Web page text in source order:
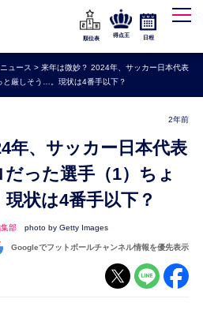
順位表
得点王 日程
ュース > 来年は微妙？ 2024年、サッカー日本代表
と厳しそう…。現状は4番手以下？
2年前
った選手（1）ちょ
状は4番手以下？
部 photo by Getty Images
Googleでフットボールチャンネル情報を優先表示